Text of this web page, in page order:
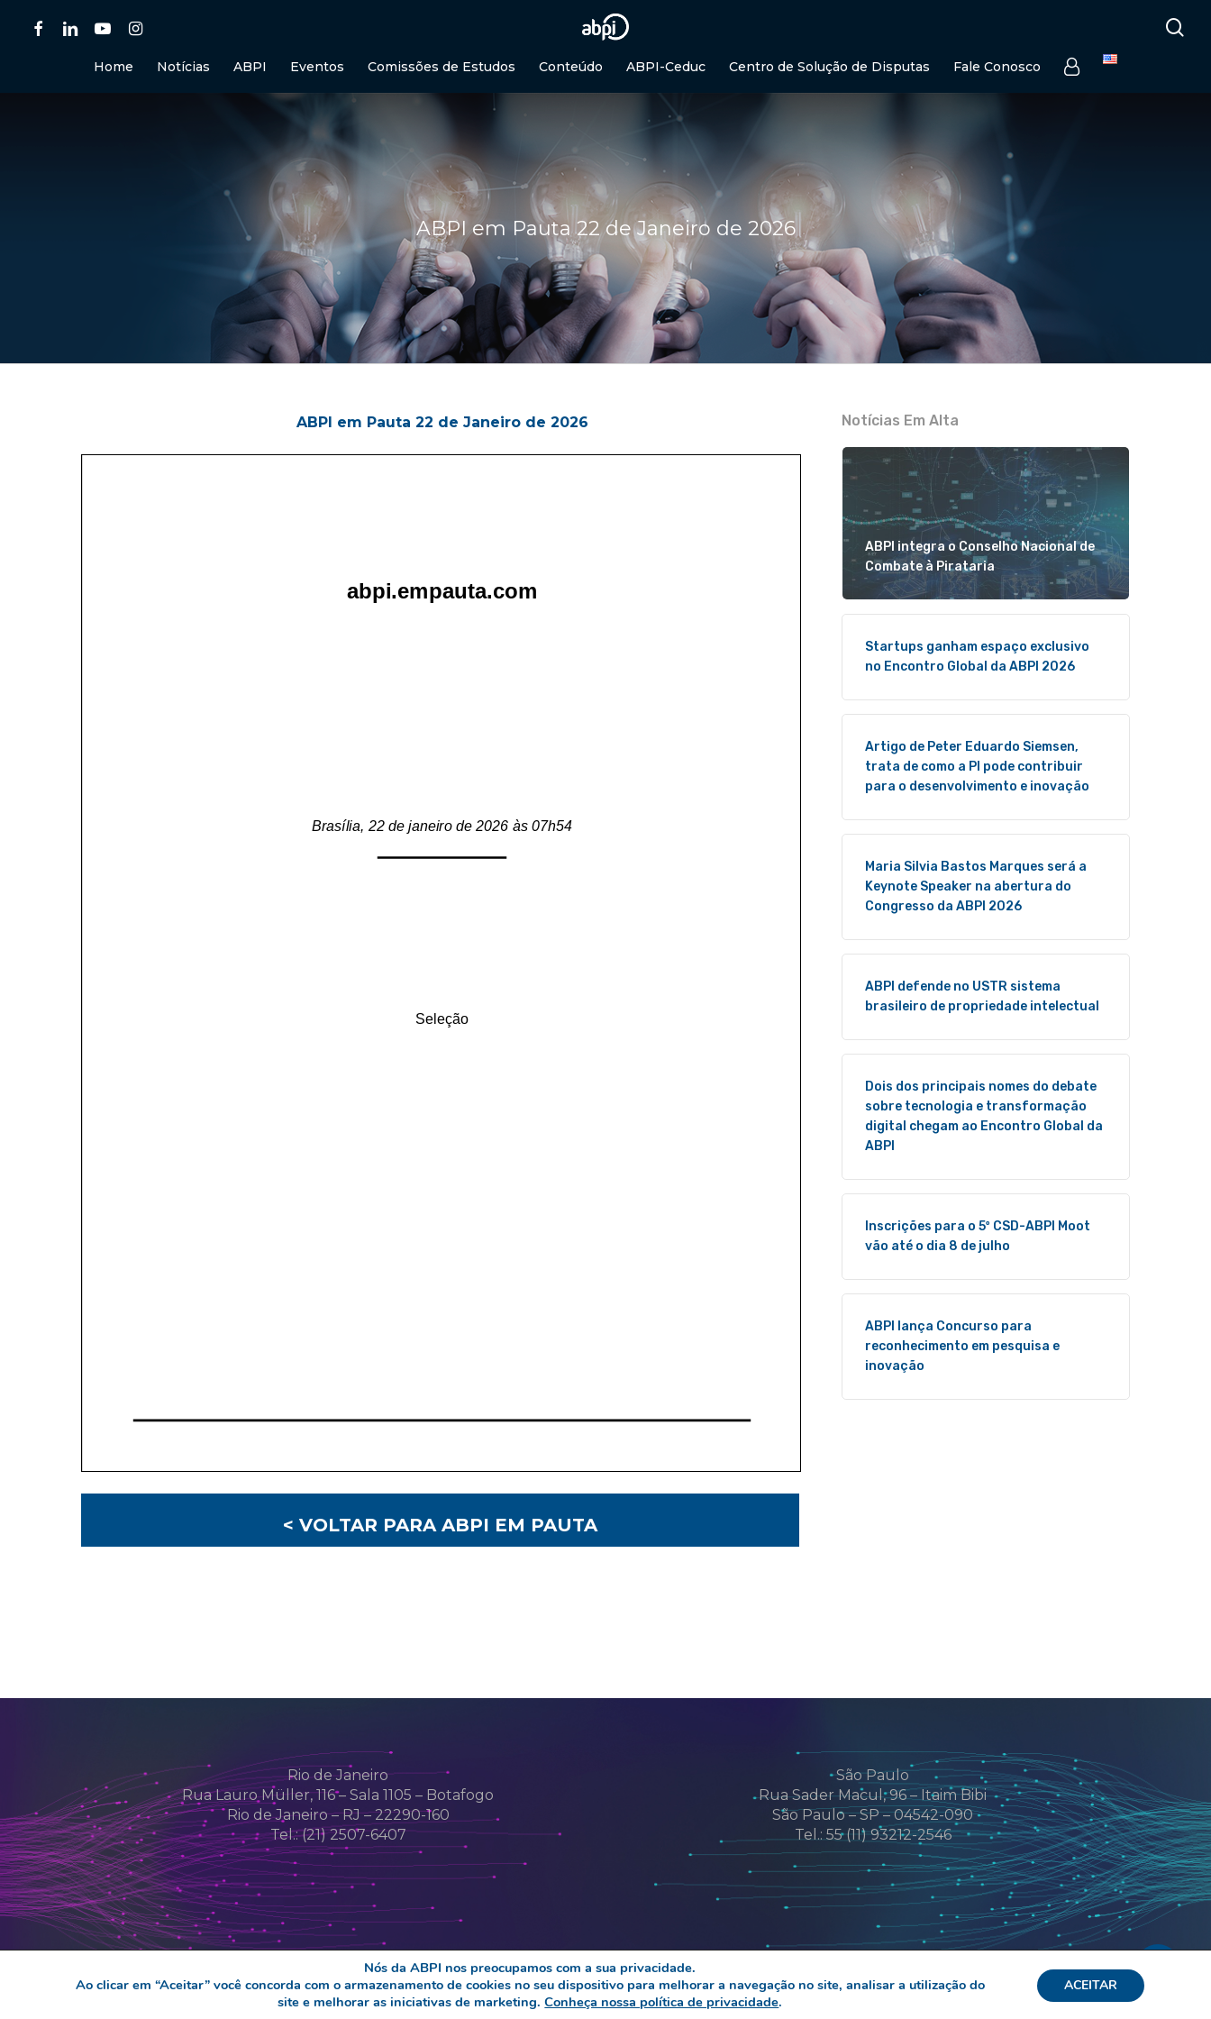
Hit enter to search or ESC to close
facebooklinkedinyoutubeinstagram
Home Notícias ABPI Eventos Comissões de Estudos Conteúdo ABPI-Ceduc Centro de Solução de Disputas Fale Conosco
ABPI em Pauta 22 de Janeiro de 2026
ABPI em Pauta 22 de Janeiro de 2026
< VOLTAR PARA ABPI EM PAUTA
Notícias Em Alta
ABPI integra o Conselho Nacional de
Combate à Pirataria
Startups ganham espaço exclusivo
no Encontro Global da ABPI 2026
Artigo de Peter Eduardo Siemsen,
trata de como a PI pode contribuir
para o desenvolvimento e inovação
Maria Silvia Bastos Marques será a
Keynote Speaker na abertura do
Congresso da ABPI 2026
ABPI defende no USTR sistema
brasileiro de propriedade intelectual
Dois dos principais nomes do debate
sobre tecnologia e transformação
digital chegam ao Encontro Global da
ABPI
Inscrições para o 5º CSD-ABPI Moot
vão até o dia 8 de julho
ABPI lança Concurso para
reconhecimento em pesquisa e
inovação
Rio de Janeiro
Rua Lauro Müller, 116 – Sala 1105 – Botafogo
Rio de Janeiro – RJ – 22290-160
Tel.: (21) 2507-6407
São Paulo
Rua Sader Macul, 96 – Itaim Bibi
São Paulo – SP – 04542-090
Tel.: 55 (11) 93212-2546
© 2026 abpi. Associação Brasileira da Propriedade Intelectual
facebook
linkedinyoutubeinstagram
Nós da ABPI nos preocupamos com a sua privacidade.
Ao clicar em “Aceitar” você concorda com o armazenamento de cookies no seu dispositivo para melhorar a navegação no site, analisar a utilização do
site e melhorar as iniciativas de marketing.Conheça nossa política de privacidade.
ACEITAR